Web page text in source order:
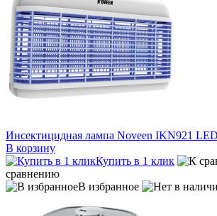
Инсектицидная лампа Noveen IKN921 LED
В корзину
Купить в 1 клик
сравнению
В избранное